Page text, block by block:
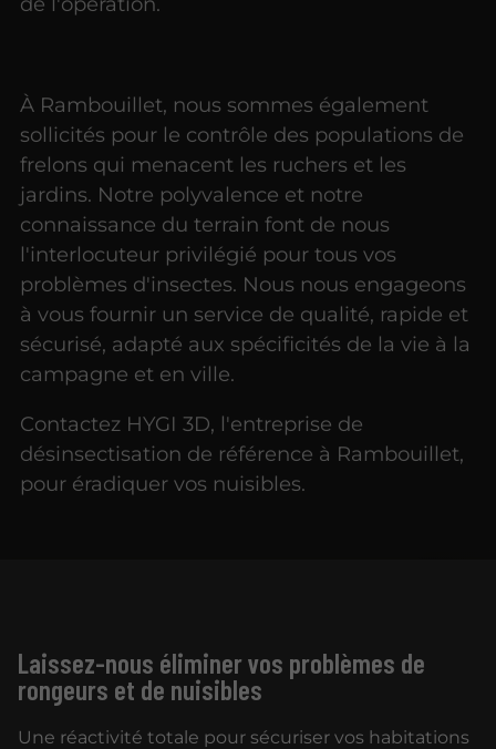
À Rambouillet, nous sommes également
sollicités pour le contrôle des populations de
frelons qui menacent les ruchers et les
jardins. Notre polyvalence et notre
connaissance du terrain font de nous
l'interlocuteur privilégié pour tous vos
problèmes d'insectes. Nous nous engageons
à vous fournir un service de qualité, rapide et
sécurisé, adapté aux spécificités de la vie à la
campagne et en ville.
Contactez HYGI 3D, l'entreprise de
désinsectisation de référence à Rambouillet,
pour éradiquer vos nuisibles.
Laissez-nous éliminer vos problèmes de
rongeurs et de nuisibles
Une réactivité totale pour sécuriser vos habitations